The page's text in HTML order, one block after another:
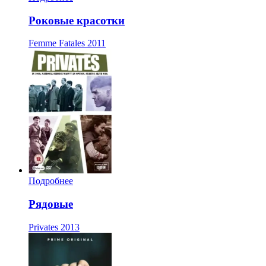
Роковые красотки
Femme Fatales 2011
Подробнее
Рядовые
Privates 2013